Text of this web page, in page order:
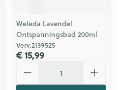
Weleda Lavendel
Ontspanningsbad 200ml
Verv.2139525
€ 15,99